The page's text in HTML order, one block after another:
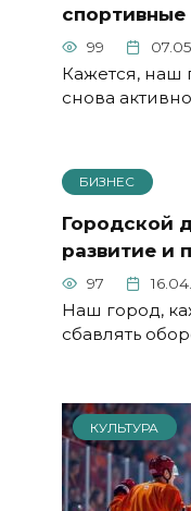
99
Кажется, наш
снова
БИЗНЕС
Городской
развитие и
97
Наш город,
сбавлять
КУЛЬТУРА